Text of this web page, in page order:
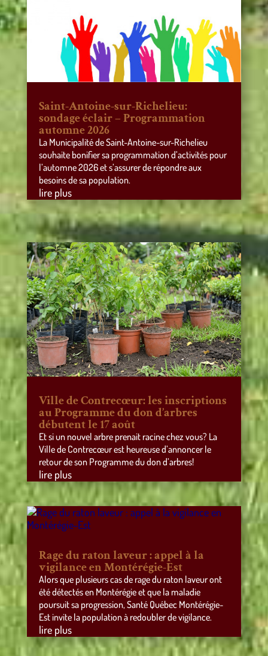
Saint-Antoine-sur-Richelieu:
sondage éclair – Programmation
automne 2026
La Municipalité de Saint-Antoine-sur-Richelieu
souhaite bonifier sa programmation d’activités pour
l’automne 2026 et s’assurer de répondre aux
besoins de sa population.
lire plus
Ville de Contrecœur: les inscriptions
au Programme du don d’arbres
débutent le 17 août
Et si un nouvel arbre prenait racine chez vous? La
Ville de Contrecœur est heureuse d’annoncer le
retour de son Programme du don d’arbres!
lire plus
Rage du raton laveur : appel à la
vigilance en Montérégie-Est
Alors que plusieurs cas de rage du raton laveur ont
été détectés en Montérégie et que la maladie
poursuit sa progression, Santé Québec Montérégie-
Est invite la population à redoubler de vigilance.
lire plus